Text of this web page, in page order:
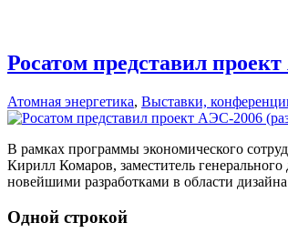
Росатом представил
Атомная энергетика, Выставки,
В рамках программы экономического
Кирилл Комаров, заместитель
новейшими разработками в области
Одной строкой